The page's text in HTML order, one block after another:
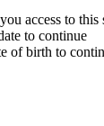
access to this
to continue
of birth to